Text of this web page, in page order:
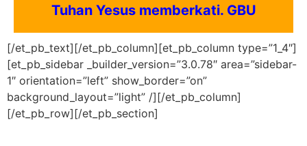
Tuhan Yesus memberkati. GBU
[/et_pb_text][/et_pb_column][et_pb_column type=”1_4″]
[et_pb_sidebar _builder_version=”3.0.78″ area=”sidebar-
1″ orientation=”left” show_border=”on”
background_layout=”light” /][/et_pb_column]
[/et_pb_row][/et_pb_section]